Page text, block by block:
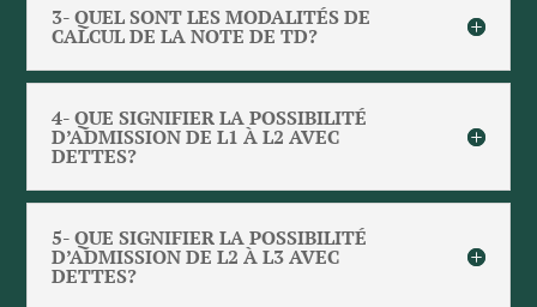
3- QUEL SONT LES MODALITÉS DE
CALCUL DE LA NOTE DE TD?
4- QUE SIGNIFIER LA POSSIBILITÉ
D’ADMISSION DE L1 À L2 AVEC
DETTES?
5- QUE SIGNIFIER LA POSSIBILITÉ
D’ADMISSION DE L2 À L3 AVEC
DETTES?